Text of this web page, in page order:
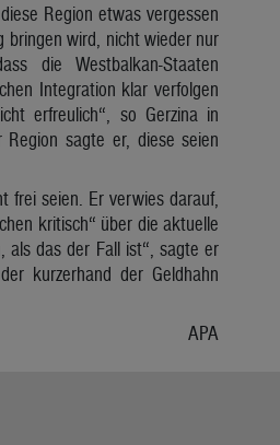
Region etwas vergessen
bringen wird, nicht wieder nur
die Westbalkan-Staaten
Integration klar verfolgen
erfreulich“, so Gerzina in
Region sagte er, diese seien
frei seien. Er verwies darauf,
kritisch“ über die aktuelle
als das der Fall ist“, sagte er
kurzerhand der Geldhahn
APA